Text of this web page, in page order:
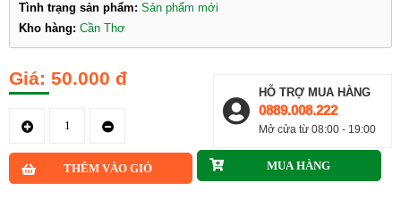
Tình trạng sản phẩm: Sản phẩm mới
Kho hàng: Cần Thơ
50.000 đ
HỖ TRỢ MUA HÀNG
0889.008.222
Mở cửa từ 08:00 - 19:00